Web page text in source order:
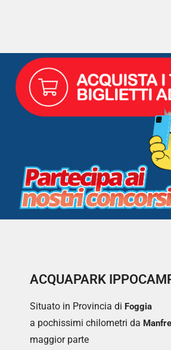
ACQUAPARK
Situato in Provincia di Foggia
a pochissimi chilometri da
maggior parte